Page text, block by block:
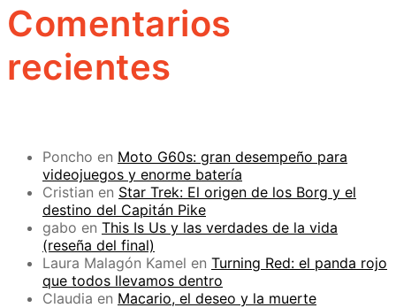
Comentarios
recientes
Poncho en Moto G60s: gran desempeño para
videojuegos y enorme batería
Cristian en Star Trek: El origen de los Borg y el
destino del Capitán Pike
gabo en This Is Us y las verdades de la vida
(reseña del final)
Laura Malagón Kamel en Turning Red: el panda rojo
que todos llevamos dentro
Claudia en Macario, el deseo y la muerte